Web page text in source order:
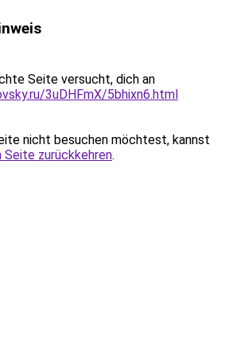
Seite versucht, dich an
3uDHFmX/5bhixn6.html
nicht besuchen möchtest, kannst
Seite zurückkehren.